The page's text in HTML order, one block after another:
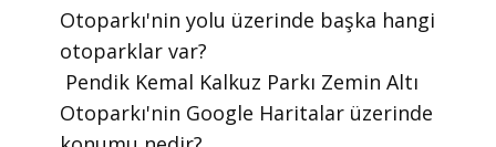
Otoparkı'nin yolu üzerinde başka hangi
otoparklar var?
​ Pendik Kemal Kalkuz Parkı Zemin Altı
Otoparkı'nin Google Haritalar üzerinde